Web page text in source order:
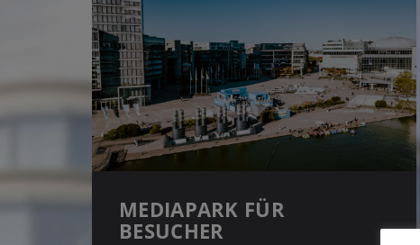
MEDIAPARK FÜR
BESUCHER